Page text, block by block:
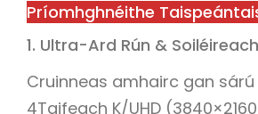
Príomhghnéithe
1. Ultra-Ard Rún &
Cruinneas amhairc gan
4Taifeach K/UHD